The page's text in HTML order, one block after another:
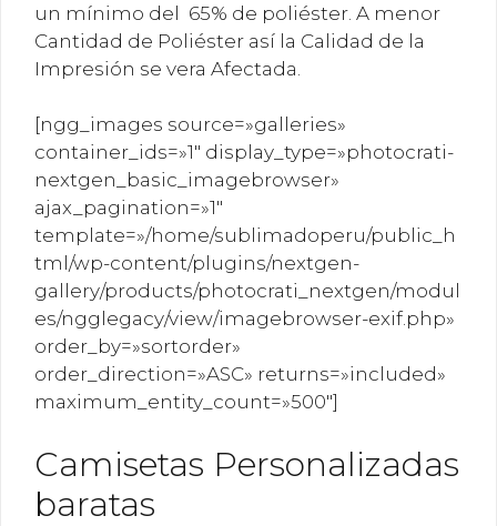
un mínimo del 65% de poliéster. A menor
Cantidad de Poliéster así la Calidad de la
Impresión se vera Afectada.
[ngg_images source=»galleries»
container_ids=»1″ display_type=»photocrati-
nextgen_basic_imagebrowser»
ajax_pagination=»1″
template=»/home/sublimadoperu/public_h
tml/wp-content/plugins/nextgen-
gallery/products/photocrati_nextgen/modul
es/ngglegacy/view/imagebrowser-exif.php»
order_by=»sortorder»
order_direction=»ASC» returns=»included»
maximum_entity_count=»500″]
Camisetas Personalizadas
baratas